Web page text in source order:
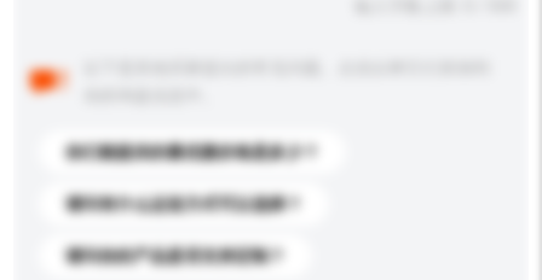
你们能提供的最优惠价格是多少？
请问有什么运送方式可以选择？
请问你的产品是否支持定制？